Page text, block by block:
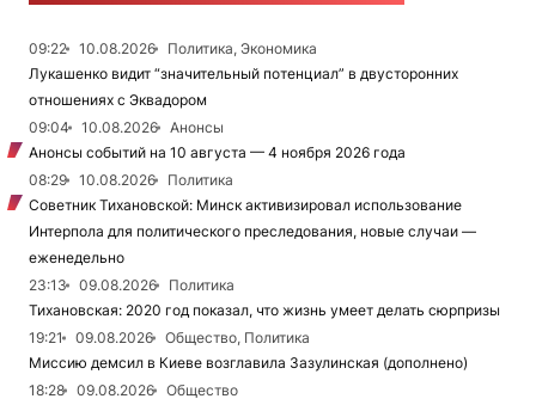
09:22 10.08.2026
Политика, Экономика
Лукашенко видит “значительный потенциал” в двусторонних
отношениях с Эквадором
09:04
10.08.2026
Анонсы
Анонсы событий на 10 августа — 4 ноября 2026 года
08:29
10.08.2026
Политика
Советник Тихановской: Минск активизировал использование
Интерпола для политического преследования, новые случаи —
еженедельно
23:13
09.08.2026
Политика
Тихановская: 2020 год показал, что жизнь умеет делать сюрпризы
19:21
09.08.2026
Общество, Политика
Миссию демсил в Киеве возглавила Зазулинская (дополнено)
18:28
09.08.2026
Общество